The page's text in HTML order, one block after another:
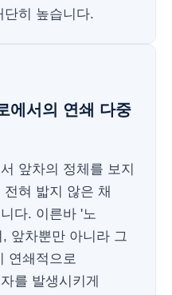
히 높습니다.
에서의 연쇄 다중
앞차의 정체를 보지
혀 밟지 않은 채
다. 이른바 '노
앞차뿐만 아니라 그
연쇄적으로
를 발생시키게